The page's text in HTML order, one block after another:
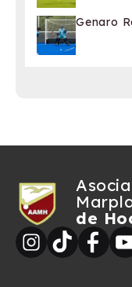
Genaro
de